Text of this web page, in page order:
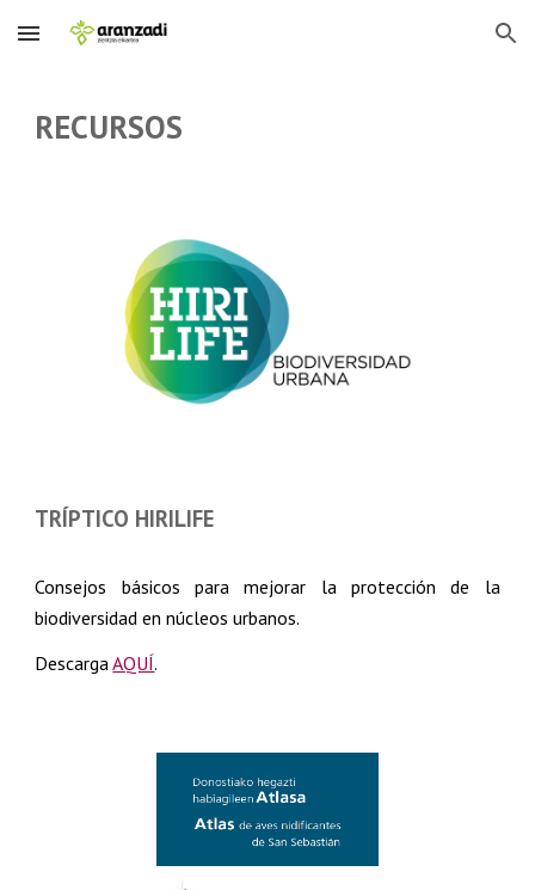
Skip to main content Skip to navigation
RECURSOS
TRÍPTICO HIRILIFE
Consejos básicos para mejorar la protección de la
biodiversidad en núcleos urbanos.
DescargaAQUÍ.